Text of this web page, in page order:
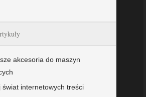
akcesoria do maszyn
świat internetowych treści